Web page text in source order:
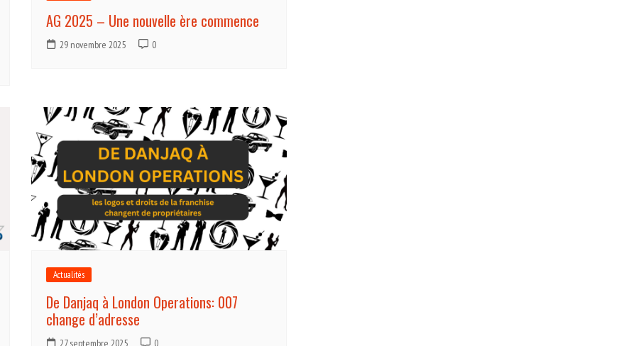
AG 2025 – Une nouvelle ère commence
29 novembre 2025 0
Actualités
De Danjaq à London Operations: 007
change d’adresse